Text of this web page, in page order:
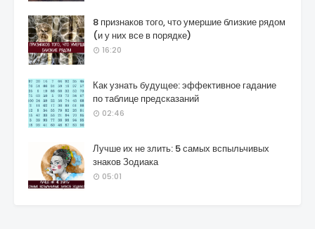
8 признаков того, что умершие близкие рядом
(и у них все в порядке)
16:20
Как узнать будущее: эффективное гадание
по таблице предсказаний
02:46
Лучше их не злить: 5 самых вспыльчивых
знаков Зодиака
05:01